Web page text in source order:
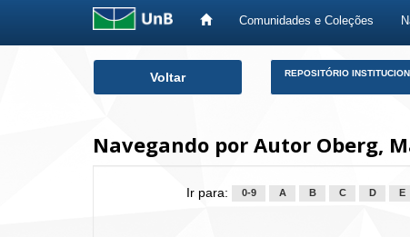
Comunidades e Coleções
Voltar REPOSITÓRIO
Navegando por Autor Oberg,
Ir para: 0-9 A B C D E